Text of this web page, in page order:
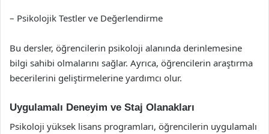
– Psikolojik Testler ve Değerlendirme
Bu dersler, öğrencilerin psikoloji alanında derinlemesine
bilgi sahibi olmalarını sağlar. Ayrıca, öğrencilerin araştırma
becerilerini geliştirmelerine yardımcı olur.
Uygulamalı Deneyim ve Staj Olanakları
Psikoloji yüksek lisans programları, öğrencilerin uygulamalı